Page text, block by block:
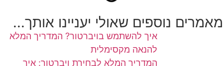
מאמרים נוספים שאולי יעניינו אותך...
איך להשתמש בויברטור? המדריך המלא
להנאה מקסימלית
המדריך המלא לבחירת ויברטור: איך